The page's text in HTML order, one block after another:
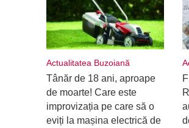
Actualitatea Buzoiană
Tânăr de 18 ani, aproape
de moarte! Care este
improvizația pe care să o
eviți la mașina electrică de